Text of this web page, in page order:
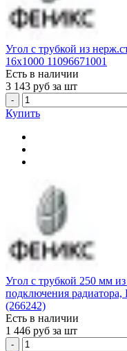
Угол с трубкой из
16x1000 11096671001
Есть в наличии
3 143 руб за шт
-
Купить
Угол с трубкой 250 мм
подключения
(266242)
Есть в наличии
1 446 руб за шт
-